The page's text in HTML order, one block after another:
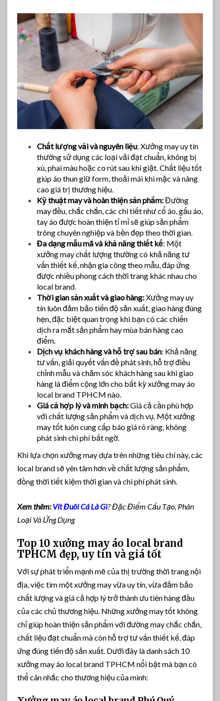
Chất lượng vải và nguyên liệu: Xưởng may uy tín
thường sử dụng các loại vải đạt chuẩn, không bị
xù, phai màu hoặc co rút sau khi giặt. Chất liệu tốt
giúp áo thun giữ form, thoải mái khi mặc và nâng
cao giá trị thương hiệu.
Kỹ thuật may và hoàn thiện sản phẩm:Đường
may đều, chắc chắn, các chi tiết như cổ áo, gấu áo,
tay áo được hoàn thiện tỉ mỉ sẽ giúp sản phẩm
trông chuyên nghiệp và bền đẹp theo thời gian.
Đa dạng mẫu mã và khả năng thiết kế: Một
xưởng may chất lượng thường có khả năng tư
vấn thiết kế, nhận gia công theo mẫu, đáp ứng
được nhiều phong cách thời trang khác nhau cho
local brand.
Thời gian sản xuất và giao hàng:Xưởng may uy
tín luôn đảm bảo tiến độ sản xuất, giao hàng đúng
hẹn, đặc biệt quan trọng khi bạn có các chiến
dịch ra mắt sản phẩm hay mùa bán hàng cao
điểm.
Dịch vụ khách hàng và hỗ trợ sau bán: Khả năng
tư vấn, giải quyết vấn đề phát sinh, hỗ trợ điều
chỉnh mẫu và chăm sóc khách hàng sau khi giao
hàng là điểm cộng lớn cho bất kỳ xưởng may áo
local brand TPHCM nào.
Giá cả hợp lý và minh bạch:Giá cả cần phù hợp
với chất lượng sản phẩm và dịch vụ. Một xưởng
may tốt luôn cung cấp báo giá rõ ràng, không
phát sinh chi phí bất ngờ.
Khi lựa chọn xưởng may dựa trên những tiêu chí này, các
local brand sẽ yên tâm hơn về chất lượng sản phẩm,
đồng thời tiết kiệm thời gian và chi phí phát sinh.
Xem thêm:Vít Đuôi Cá Là Gì? Đặc Điểm Cấu Tạo, Phân
Loại Và Ứng Dụng
Top 10 xưởng may áo local brand
TPHCM đẹp, uy tín và giá tốt
Với sự phát triển mạnh mẽ của thị trường thời trang nội
địa, việc tìm một xưởng may vừa uy tín, vừa đảm bảo
chất lượng và giá cả hợp lý trở thành ưu tiên hàng đầu
của các chủ thương hiệu. Những xưởng may tốt không
chỉ giúp hoàn thiện sản phẩm với đường may chắc chắn,
chất liệu đạt chuẩn mà còn hỗ trợ tư vấn thiết kế, đáp
ứng đúng tiến độ sản xuất. Dưới đây là danh sách 10
xưởng may áo local brand TPHCM nổi bật mà bạn có
thể cân nhắc cho thương hiệu của mình: